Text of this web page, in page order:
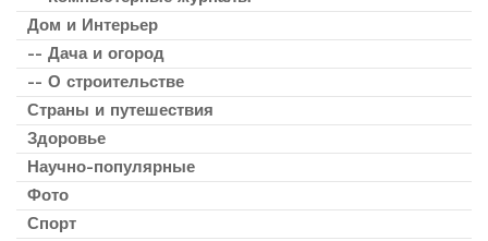
Дом и Интерьер
-- Дача и огород
-- О строительстве
Страны и путешествия
Здоровье
Научно-популярные
Фото
Спорт